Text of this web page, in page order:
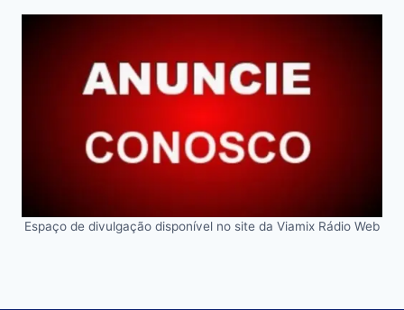
Espaço de divulgação disponível no site da Viamix Rádio Web